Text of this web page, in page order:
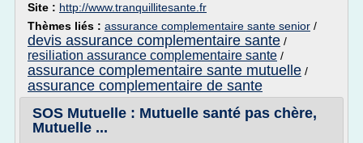
Site : http://www.tranquillitesante.fr
Thèmes liés : assurance complementaire sante senior /
devis assurance complementaire sante /
resiliation assurance complementaire sante /
assurance complementaire sante mutuelle /
assurance complementaire de sante
SOS Mutuelle : Mutuelle santé pas chère,
Mutuelle ...